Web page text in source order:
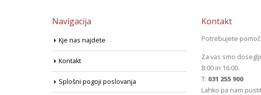
Navigacija
Kje nas najdete
Kontakt
Splošni pogoji poslovanja
Kontakt
Potrebujete
Za vas smo
8:00 in 16:00.
T: 031 255 900
Lahko pa nam